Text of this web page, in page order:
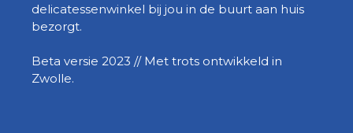
delicatessenwinkel bij jou in de buurt aan huis
bezorgt.
Beta versie 2023 // Met trots ontwikkeld in
Zwolle.